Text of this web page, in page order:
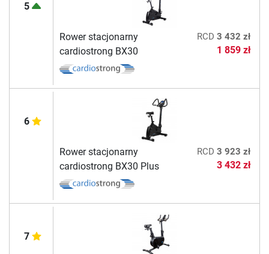
5
Rower stacjonarny
cardiostrong BX30
RCD 3 432 zł
1 859 zł
6
Rower stacjonarny
cardiostrong BX30 Plus
RCD 3 923 zł
3 432 zł
7